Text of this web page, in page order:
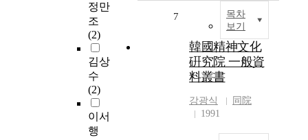
정만
조
(2)
김상
수
(2)
이서
행
목차
보기
7
韓國精神文化
硏究院 一般資
料叢書
강광식
同院
1991